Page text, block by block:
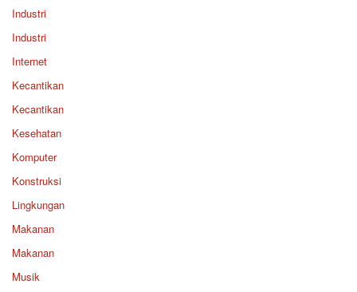
Industri
Industri
Internet
Kecantikan
Kecantikan
Kesehatan
Komputer
Konstruksi
Lingkungan
Makanan
Makanan
Musik